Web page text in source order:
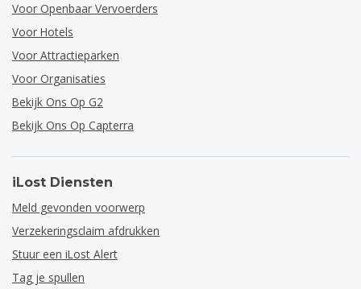
Voor Openbaar Vervoerders
Voor Hotels
Voor Attractieparken
Voor Organisaties
Bekijk Ons Op G2
Bekijk Ons Op Capterra
iLost Diensten
Meld gevonden voorwerp
Verzekeringsclaim afdrukken
Stuur een iLost Alert
Tag je spullen